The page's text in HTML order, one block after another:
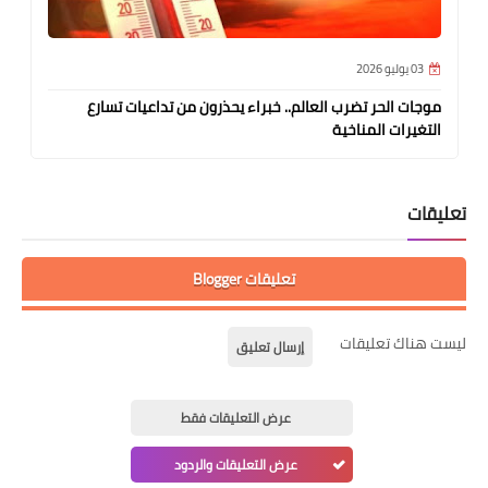
03 يوليو 2026
موجات الحر تضرب العالم.. خبراء يحذرون من تداعيات تسارع
التغيرات المناخية
تعليقات
تعليقات Blogger
ليست هناك تعليقات إرسال تعليق
عرض التعليقات فقط
عرض التعليقات والردود